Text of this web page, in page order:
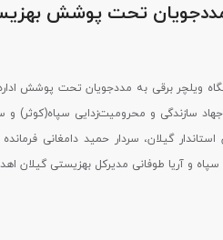
مددجویان تحت پوشش
دهم بهمن ماه در مراسمی ۴۶ دستگاه ویلچر برقی به مددجویان
سازندگی و محرومیت‌زدایی سپاه(کوثر) و
گیلان، سردار حمید دامغانی
سپاه و آریا طوفانی مدیرکل بهزیستی گیلان